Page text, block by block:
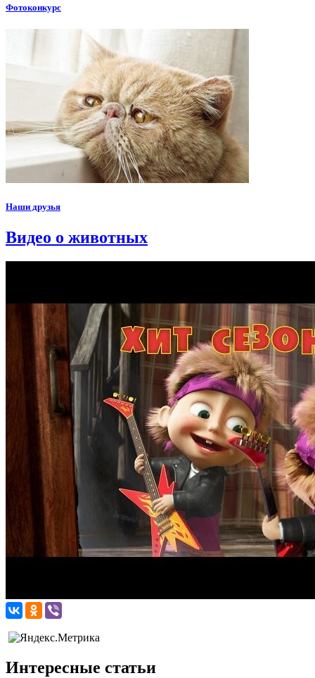
Фотоконкурс
Наши друзья
Видео о животных
Интересные статьи